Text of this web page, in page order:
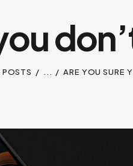
POSTS ... ARE YOU SURE